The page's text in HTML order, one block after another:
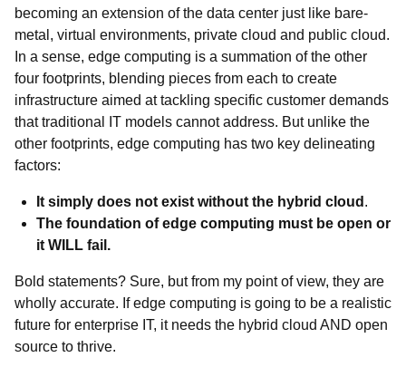
becoming an extension of the data center just like bare-
metal, virtual environments, private cloud and public cloud.
In a sense, edge computing is a summation of the other
four footprints, blending pieces from each to create
infrastructure aimed at tackling specific customer demands
that traditional IT models cannot address. But unlike the
other footprints, edge computing has two key delineating
factors:
It simply does not exist without the hybrid cloud .
The foundation of edge computing must be open or
it WILL fail.
Bold statements? Sure, but from my point of view, they are
wholly accurate. If edge computing is going to be a realistic
future for enterprise IT, it needs the hybrid cloud AND open
source to thrive.